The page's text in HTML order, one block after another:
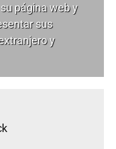
página web y
sus
y